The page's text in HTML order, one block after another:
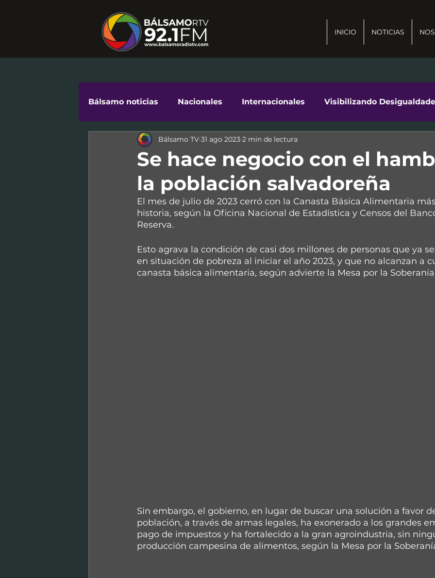
INICIO NOTICIAS
Bálsamo noticias Nacionales Internacionales Visibilizando
Cuidándonos en Comunidad
Se hace negocio con el
la población salvadoreña
Bálsamo TV 31 ago 2023 2 min de lectura
El mes de julio de 2023 cerró con la Canasta Básica Alimentaria
historia, según la Oficina Nacional de Estadística y Censos del
Reserva.
Esto agrava la condición de casi dos millones de personas que ya
en situación de pobreza al iniciar el año 2023, y que no alcanzan a
canasta básica alimentaria, según advierte la Mesa por la
Sin embargo, el gobierno, en lugar de buscar una solución a favor
población, a través de armas legales, ha exonerado a los grandes
pago de impuestos y ha fortalecido a la gran agroindustria, sin
producción campesina de alimentos, según la Mesa por la